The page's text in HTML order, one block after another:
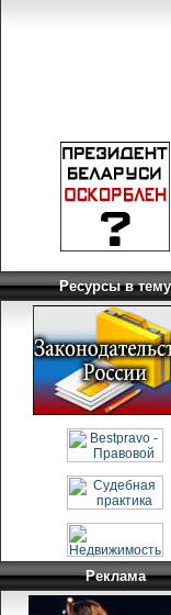
Ресурсы в тему
Реклама